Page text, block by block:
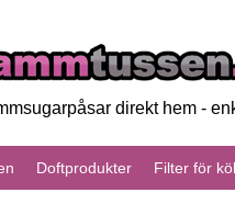
direkt hem -
Doftprodukter Filter för